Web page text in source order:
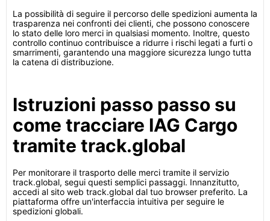
La possibilità di seguire il percorso delle spedizioni aumenta la
trasparenza nei confronti dei clienti, che possono conoscere
lo stato delle loro merci in qualsiasi momento. Inoltre, questo
controllo continuo contribuisce a ridurre i rischi legati a furti o
smarrimenti, garantendo una maggiore sicurezza lungo tutta
la catena di distribuzione.
Istruzioni passo passo su
come tracciare IAG Cargo
tramite track.global
Per monitorare il trasporto delle merci tramite il servizio
track.global, segui questi semplici passaggi. Innanzitutto,
accedi al sito web track.global dal tuo browser preferito. La
piattaforma offre un'interfaccia intuitiva per seguire le
spedizioni globali.